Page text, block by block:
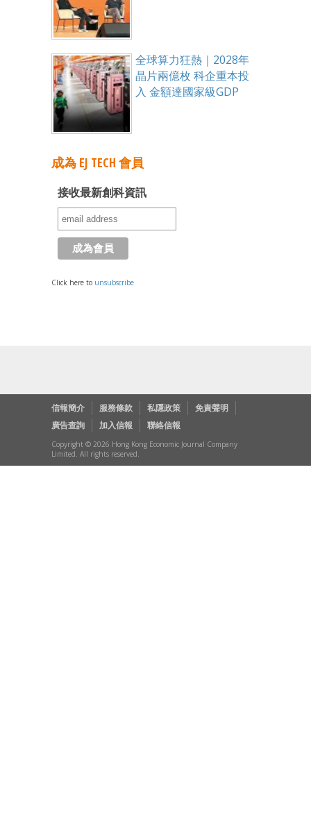
全球算力狂熱｜2028年
晶片兩億枚 科企重本投
入 金額達國家級GDP
成為 EJ TECH 會員
接收最新創科資訊
Click here to unsubscribe
信報簡介 服務條款 私隱政策
免責聲明
廣告查詢
加入信報 聯絡信報
Copyright © 2026 Hong Kong Economic Journal Company
Limited. All rights reserved.